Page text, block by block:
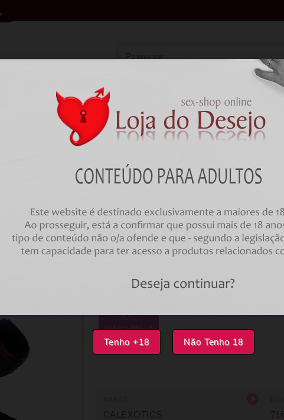
Tenho +18 Não Tenho 18
Vibradores Lingerie Farmácia
CALEXOTICS - SCANDAL
NECK
Código:00032367
PORTES GRÁTIS
CALEXOTICS